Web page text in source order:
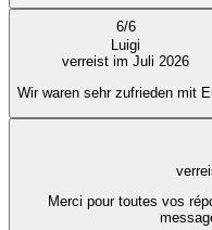
6/6
Luigi
verreist im Juli 2026
Wir waren sehr zufrieden mit
Merci pour toutes vos